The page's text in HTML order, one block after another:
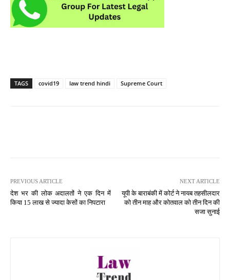
TAGS covid19 law trend hindi Supreme Court
PREVIOUS ARTICLE
देश भर की लोक अदालतों ने एक दिन में
किया 15 लाख से ज्यादा केसों का निपटारा
NEXT ARTICLE
यूपी के बाराबंकी में कोर्ट ने नायब तहसीलदार
को तीन माह और कोतवाल को तीन दिन की
सजा सुनाई